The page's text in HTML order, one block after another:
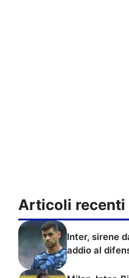
Articoli recenti
Inter, sirene
addio al